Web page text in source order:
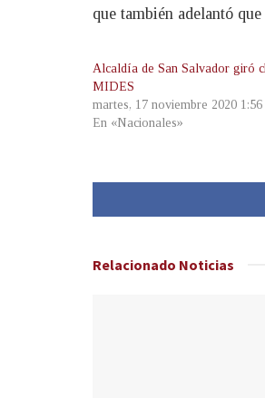
que también adelantó
Alcaldía de San Salvador giró
MIDES
martes, 17 noviembre 2020
En «Nacionales»
Relacionado Noticias